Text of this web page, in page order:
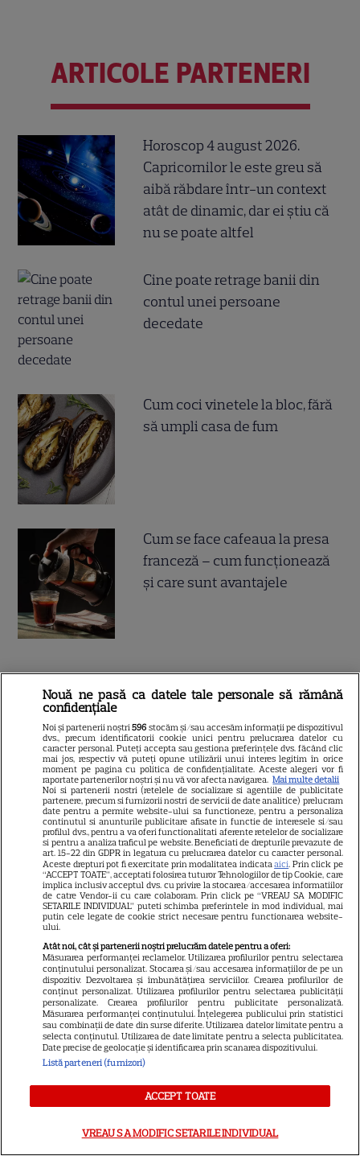
ARTICOLE PARTENERI
Horoscop 4 august 2026.
Capricornilor le este greu să
aibă răbdare într-un context
atât de dinamic, dar ei știu că
nu se poate altfel
Cine poate retrage banii din
contul unei persoane
decedate
Cum coci vinetele la bloc, fără
să umpli casa de fum
Cum se face cafeaua la presa
franceză – cum funcționează
și care sunt avantajele
ALTE ARTICOLE
INTERESANTE
6
PRIME VIDEO
Premierele Prime Video din
august 2026: „Reacher”
sezonul 4, „Sterling Point” și
noi filme de neratat
17
DISNEY PLUS
Premiere Disney+ august
2026: „Camp Rock 3”,
„Futurama” și trilogia
„Stăpânul Inelelor” ajung pe
platformă
DISNEY PLUS
Disney+ și SkyShowtime în
Nouă ne pasă ca datele tale personale să rămână
confidențiale
Noi și partenerii noștri596 stocăm și/sau accesăm informații pe dispozitivul
dvs., precum identificatorii cookie unici pentru prelucrarea datelor cu
caracter personal. Puteți accepta sau gestiona preferințele dvs. făcând clic
mai jos, respectiv vă puteți opune utilizării unui interes legitim în orice
moment pe pagina cu politica de confidențialitate. Aceste alegeri vor fi
raportate partenerilor noștri și nu vă vor afecta navigarea. Mai multe detalii
Noi si partenerii nostri (retelele de socializare si agentiile de publicitate
partenere, precum si furnizorii nostri de servicii de date analitice) prelucram
date pentru a permite website-ului sa functioneze, pentru a personaliza
continutul si anunturile publicitare afisate in functie de interesele si/sau
profilul dvs., pentru a va oferi functionalitati aferente retelelor de socializare
si pentru a analiza traficul pe website. Beneficiati de drepturile prevazute de
art. 15-22 din GDPR in legatura cu prelucrarea datelor cu caracter personal.
Aceste drepturi pot fi exercitate prin modalitatea indicataaici. Prin click pe
“ACCEPT TOATE”, acceptati folosirea tuturor Tehnologiilor de tip Cookie, care
implica inclusiv acceptul dvs. cu privire la stocarea/accesarea informatiilor
de catre Vendor-ii cu care colaboram. Prin click pe “VREAU SA MODIFIC
SETARILE INDIVIDUAL” puteti schimba preferintele in mod individual, mai
putin cele legate de cookie strict necesare pentru functionarea website-
ului.
Atât noi, cât și partenerii noștri prelucrăm datele pentru a oferi:
Măsurarea performanței reclamelor. Utilizarea profilurilor pentru selectarea
conținutului personalizat. Stocarea și/sau accesarea informațiilor de pe un
dispozitiv. Dezvoltarea și îmbunătățirea serviciilor. Crearea profilurilor de
conținut personalizat. Utilizarea profilurilor pentru selectarea publicității
personalizate. Crearea profilurilor pentru publicitate personalizată.
Măsurarea performanței conținutului. Înțelegerea publicului prin statistici
sau combinații de date din surse diferite. Utilizarea datelor limitate pentru a
selecta conținutul. Utilizarea de date limitate pentru a selecta publicitatea.
Date precise de geolocație și identificarea prin scanarea dispozitivului.
Listă parteneri (furnizori)
ACCEPT TOATE
VREAU SA MODIFIC SETARILE INDIVIDUAL